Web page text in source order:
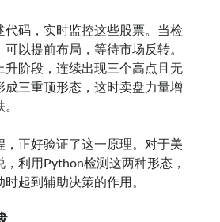
代码，实时监控这些股票。当检
以提前布局，等待市场反转。
升阶段，连续出现三个高点且无
成三重顶形态，这时卖盘力量增
，正好验证了这一原理。对于美
，利用Python检测这两种形态，
起到辅助决策的作用。